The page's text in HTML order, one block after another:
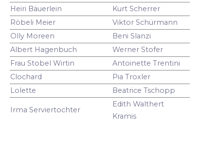
Heiri Bäuerlein
Kurt Scherrer
Röbeli Meier
Viktor Schürmann
Olly Moreen
Beni Slanzi
Albert Hagenbuch
Werner Stofer
Frau Stobel Wirtin
Antoinette Trentini
Clochard
Pia Troxler
Lolette
Beatrice Tschopp
Irma Serviertochter
Edith Walthert
Kramis